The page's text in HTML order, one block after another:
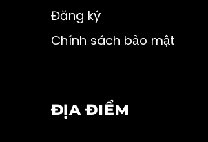
Đăng ký
Chính sách bảo mật
ĐỊA ĐIỂM